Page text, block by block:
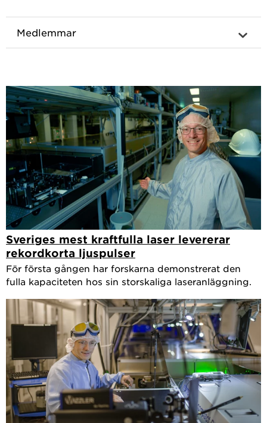
Medlemmar
Sveriges mest kraftfulla laser levererar
rekordkorta ljuspulser
För första gången har forskarna demonstrerat den
fulla kapaciteten hos sin storskaliga laseranläggning.